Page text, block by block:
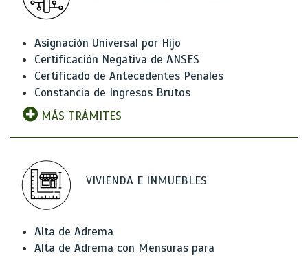
Asignación Universal por Hijo
Certificación Negativa de ANSES
Certificado de Antecedentes Penales
Constancia de Ingresos Brutos
MÁS TRÁMITES
VIVIENDA E INMUEBLES
Alta de Adrema
Alta de Adrema con Mensuras para